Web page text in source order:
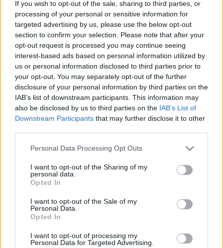
If you wish to opt-out of the sale, sharing to third parties, or
processing of your personal or sensitive information for
targeted advertising by us, please use the below opt-out
section to confirm your selection. Please note that after your
opt-out request is processed you may continue seeing
interest-based ads based on personal information utilized by
us or personal information disclosed to third parties prior to
your opt-out. You may separately opt-out of the further
disclosure of your personal information by third parties on the
IAB’s list of downstream participants. This information may
also be disclosed by us to third parties on the IAB’s List of
Downstream Participants that may further disclose it to other
Personal Data Processing Opt Outs
I want to opt-out of the Sharing of my
personal data.
Opted In
I want to opt-out of the Sale of my
Personal Data.
Opted In
I want to opt-out of processing my
Personal Data for Targeted Advertising.
kërkojnë asnjë shpenzim
Esim for Global
Esim for USA|Esim for Italy| Esim for Spain|Esim